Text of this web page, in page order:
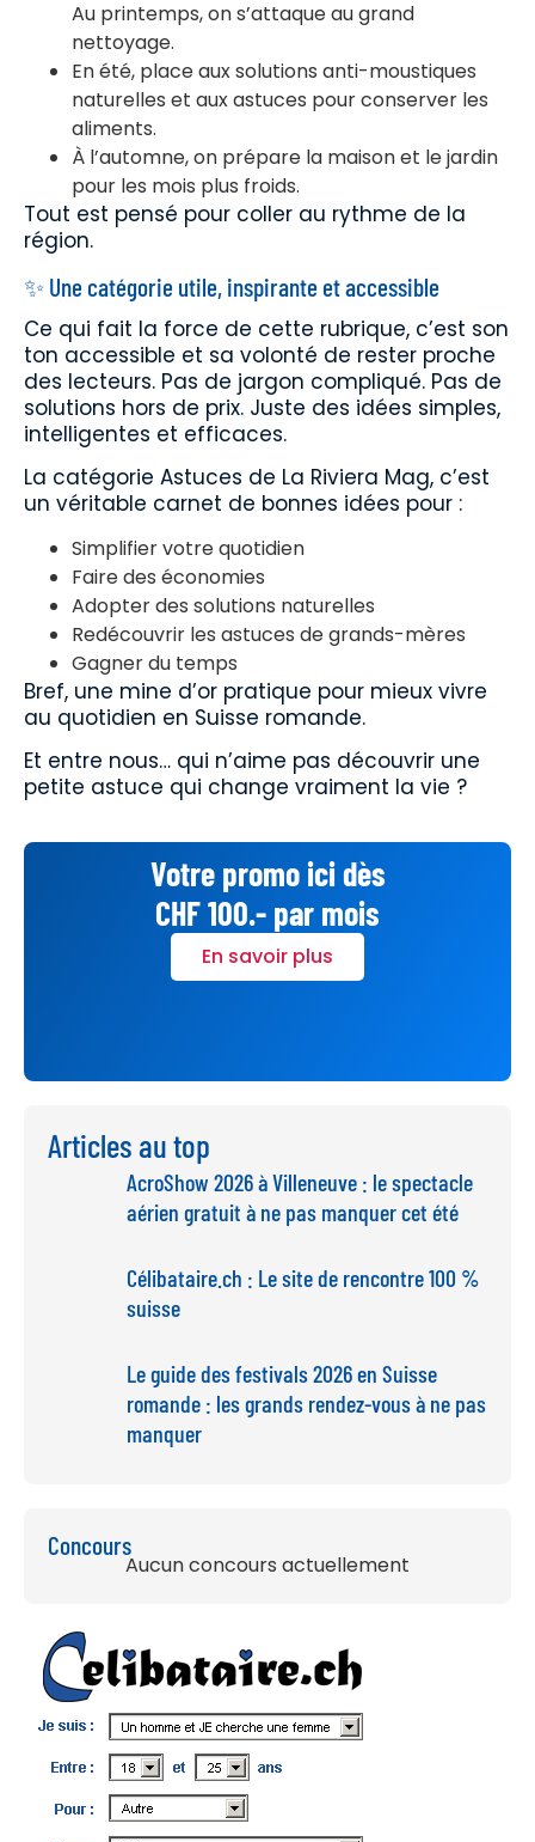
Au printemps, on s’attaque au grand
nettoyage.
En été, place aux solutions anti-moustiques
naturelles et aux astuces pour conserver les
aliments.
À l’automne, on prépare la maison et le jardin
pour les mois plus froids.
Tout est pensé pour coller au rythme de la
région.
✨ Une catégorie utile, inspirante et accessible
Ce qui fait la force de cette rubrique, c’est son
ton accessible et sa volonté de rester proche
des lecteurs. Pas de jargon compliqué. Pas de
solutions hors de prix. Juste des idées simples,
intelligentes et efficaces.
La catégorie Astuces de La Riviera Mag, c’est
un véritable carnet de bonnes idées pour :
Simplifier votre quotidien
Faire des économies
Adopter des solutions naturelles
Redécouvrir les astuces de grands-mères
Gagner du temps
Bref, une mine d’or pratique pour mieux vivre
au quotidien en Suisse romande.
Et entre nous… qui n’aime pas découvrir une
petite astuce qui change vraiment la vie ?
Votre promo ici dès
CHF 100.- par mois
En savoir plus
Articles au top
AcroShow 2026 à Villeneuve : le spectacle
aérien gratuit à ne pas manquer cet été
Célibataire.ch : Le site de rencontre 100 %
suisse
Le guide des festivals 2026 en Suisse
romande : les grands rendez-vous à ne pas
manquer
Concours
Aucun concours actuellement